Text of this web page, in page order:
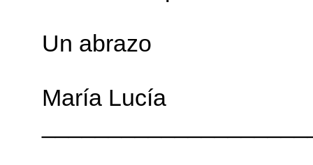
Un abrazo
María Lucía